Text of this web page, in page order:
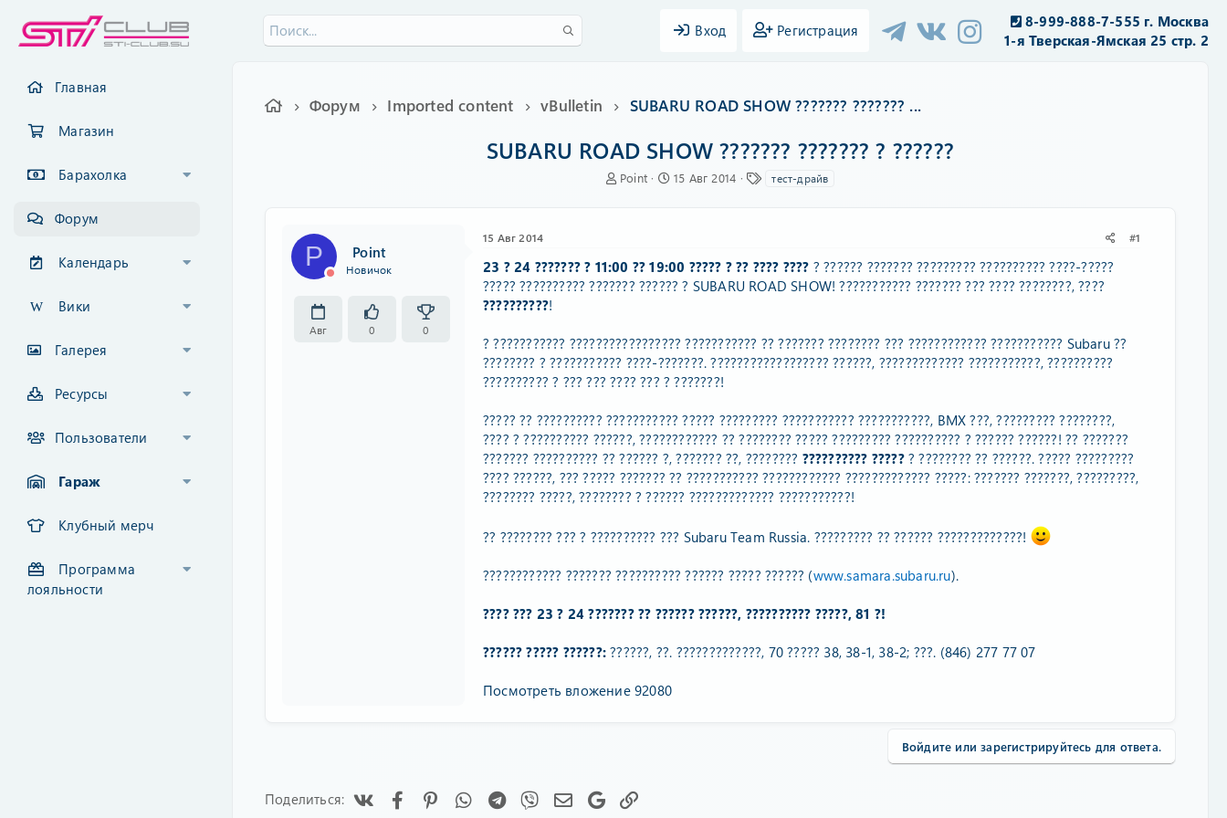
Вход Регистрация
8-999-888-7-555 г. Москва
1-я Тверская-Ямская 25 стр. 2
Главная
Магазин
Барахолка
Форум
Календарь
Вики
Галерея
Ресурсы
Пользователи
Гараж
Клубный мерч
Программа
лояльности
Форум Imported content vBulletin SUBARU ROAD SHOW ??????? ??????? ...
SUBARU ROAD SHOW ??????? ??????? ? ??????
А
т
е
м
Point
Д
а
ч
а
15 Авг 2014 тест-драйв
P Point
Новичок
Авг 0 0
15 Авг 2014 #1
23 ? 24 ??????? ? 11:00 ?? 19:00 ????? ? ?? ???? ???? ? ?????? ??????? ????????? ?????????? ????-?????
????? ?????????? ??????? ?????? ? SUBARU ROAD SHOW! ??????????? ??????? ??? ???? ????????, ????
??????????!
? ??????????? ????????????????? ??????????? ?? ??????? ???????? ??? ???????????? ??????????? Subaru ??
???????? ? ??????????? ????-???????. ?????????????????? ??????, ????????????? ???????????, ??????????
?????????? ? ??? ??? ???? ??? ? ???????!
????? ?? ?????????? ??????????? ????? ????????? ??????????? ???????????, BMX ???, ????????? ????????,
???? ? ?????????? ??????, ???????????? ?? ???????? ????? ????????? ?????????? ? ?????? ??????! ?? ???????
??????? ?????????? ?? ?????? ?, ??????? ??, ???????? ?????????? ?????? ???????? ?? ??????. ????? ?????????
???? ??????, ??? ????? ??????? ?? ??????????? ???????????? ????????????? ?????: ??????? ???????, ?????????,
???????? ?????, ???????? ? ?????? ????????????? ???????????!
?? ???????? ??? ? ?????????? ??? Subaru Team Russia. ????????? ?? ?????? ?????????????!
???????????? ??????? ?????????? ?????? ????? ?????? (www.samara.subaru.ru).
???? ??? 23 ? 24 ??????? ?? ?????? ??????, ?????????? ?????, 81 ?!
?????? ????? ??????:??????, ??. ?????????????, 70 ????? 38, 38-1, 38-2; ???. (846) 277 77 07
Посмотреть вложение 92080
Войдите или зарегистрируйтесь для ответа.
Поделиться: FacebookPinterestWhatsAppTelegram
Viber Электронная почта
Google